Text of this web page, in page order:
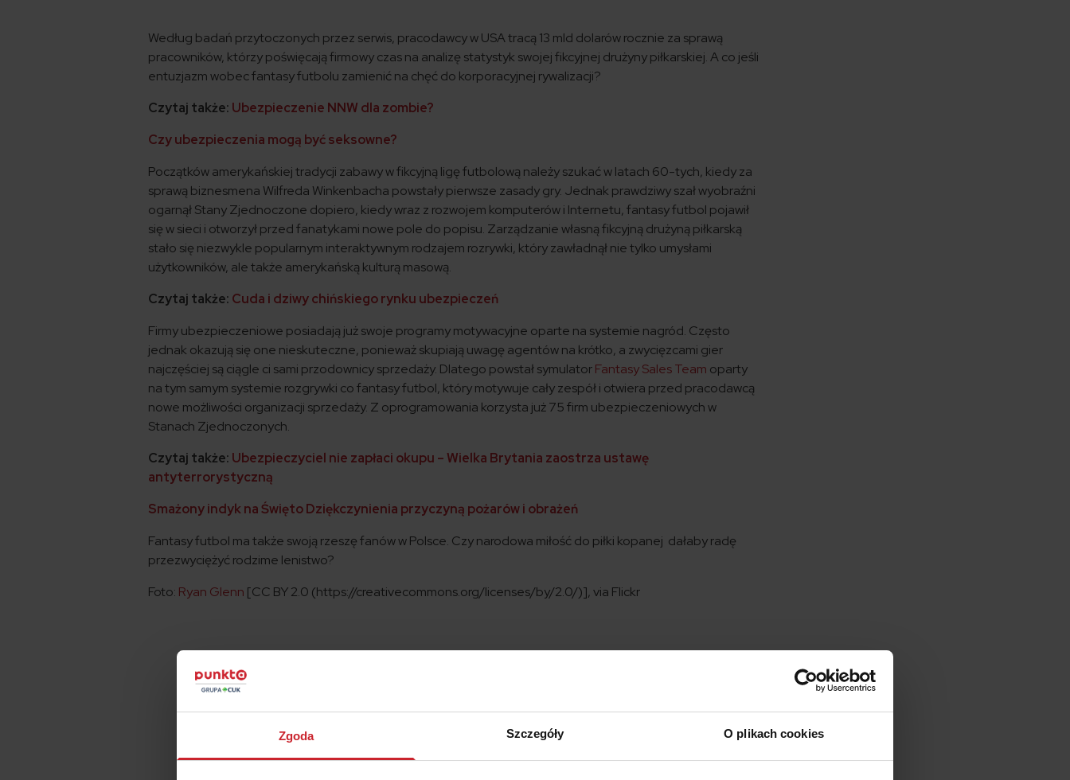
Zgoda Szczegóły O plikach cookies
Według badań przytoczonych przez serwis, pracodawcy w USA tracą 13 mld dolarów rocznie za sprawą
pracowników, którzy poświęcają firmowy czas na analizę statystyk swojej fikcyjnej drużyny piłkarskiej. A co jeśli
entuzjazm wobec fantasy futbolu zamienić na chęć do korporacyjnej rywalizacji?
Czytaj także: Ubezpieczenie NNW dla zombie?
Czy ubezpieczenia mogą być seksowne?
Początków amerykańskiej tradycji zabawy w fikcyjną ligę futbolową należy szukać w latach 60-tych, kiedy za
sprawą biznesmena Wilfreda Winkenbacha powstały pierwsze zasady gry. Jednak prawdziwy szał wyobraźni
ogarnął Stany Zjednoczone dopiero, kiedy wraz z rozwojem komputerów i Internetu, fantasy futbol pojawił
się w sieci i otworzył przed fanatykami nowe pole do popisu. Zarządzanie własną fikcyjną drużyną piłkarską
stało się niezwykle popularnym interaktywnym rodzajem rozrywki, który zawładnął nie tylko umysłami
użytkowników, ale także amerykańską kulturą masową.
Czytaj także: Cuda i dziwy chińskiego rynku ubezpieczeń
Firmy ubezpieczeniowe posiadają już swoje programy motywacyjne oparte na systemie nagród. Często
jednak okazują się one nieskuteczne, ponieważ skupiają uwagę agentów na krótko, a zwycięzcami gier
najczęściej są ciągle ci sami przodownicy sprzedaży. Dlatego powstał symulatorFantasy Sales Team oparty
na tym samym systemie rozgrywki co fantasy futbol, który motywuje cały zespół i otwiera przed pracodawcą
nowe możliwości organizacji sprzedaży. Z oprogramowania korzysta już 75 firm ubezpieczeniowych w
Stanach Zjednoczonych.
Czytaj także: Ubezpieczyciel nie zapłaci okupu – Wielka Brytania zaostrza ustawę
antyterrorystyczną
Smażony indyk na Święto Dziękczynienia przyczyną pożarów i obrażeń
Fantasy futbol ma także swoją rzeszę fanów w Polsce. Czy narodowa miłość do piłki kopanej dałaby radę
przezwyciężyć rodzime lenistwo?
Foto: Ryan Glenn [CC BY 2.0 (https://creativecommons.org/licenses/by/2.0/)], via Flickr